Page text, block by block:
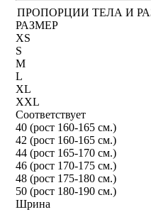
ПРОПОРЦИИ ТЕЛА И
РАЗМЕР
XS
S
M
L
XL
XXL
Соответствует
40 (рост 160-165 см.)
42 (рост 160-165 см.)
44 (рост 165-170 см.)
46 (рост 170-175 см.)
48 (рост 175-180 см.)
50 (рост 180-190 см.)
Шрина